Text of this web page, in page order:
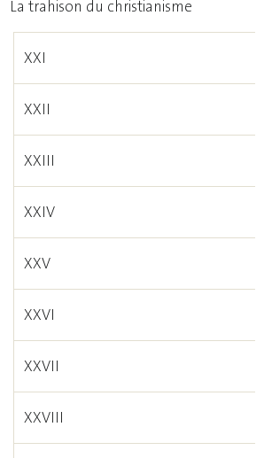
La trahison du christianisme
XXI
XXII
XXIII
XXIV
XXV
XXVI
XXVII
XXVIII